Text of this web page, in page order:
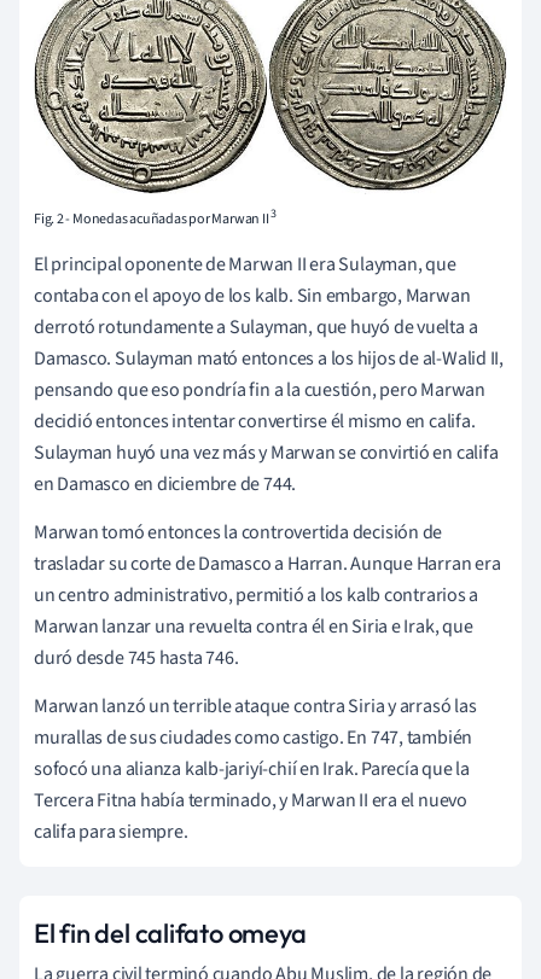
Fig. 2 - Monedas acuñadas por Marwan II3
El principal oponente de Marwan II era Sulayman, que
contaba con el apoyo de los kalb. Sin embargo, Marwan
derrotó rotundamente a Sulayman, que huyó de vuelta a
Damasco. Sulayman mató entonces a los hijos de al-Walid II,
pensando que eso pondría fin a la cuestión, pero Marwan
decidió entonces intentar convertirse él mismo en califa.
Sulayman huyó una vez más y Marwan se convirtió en califa
en Damasco en diciembre de 744.
Marwan tomó entonces la controvertida decisión de
trasladar su corte de Damasco a Harran. Aunque Harran era
un centro administrativo, permitió a los kalb contrarios a
Marwan lanzar una revuelta contra él en Siria e Irak, que
duró desde 745 hasta 746.
Marwan lanzó un terrible ataque contra Siria y arrasó las
murallas de sus ciudades como castigo. En 747, también
sofocó una alianza kalb-jariyí-chií en Irak. Parecía que la
Tercera Fitna había terminado, y Marwan II era el nuevo
califa para siempre.
El fin del califato omeya